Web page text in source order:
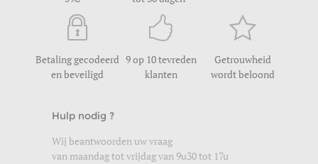
Betaling gecodeerd
en beveiligd
9 op 10 tevreden
klanten
Getrouwheid
wordt beloond
Hulp nodig ?
Wij beantwoorden uw vraag
van maandag tot vrijdag van 9u30 tot 17u